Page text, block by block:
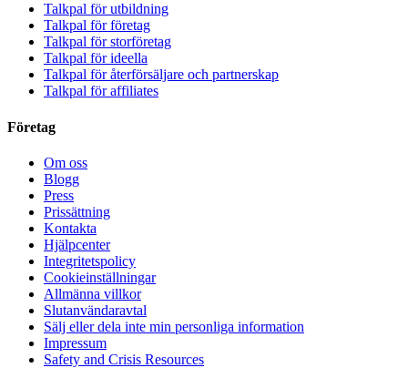
Talkpal för utbildning
Talkpal för företag
Talkpal för storföretag
Talkpal för ideella
Talkpal för återförsäljare och partnerskap
Talkpal för affiliates
Företag
Om oss
Blogg
Press
Prissättning
Kontakta
Hjälpcenter
Integritetspolicy
Cookieinställningar
Allmänna villkor
Slutanvändaravtal
Sälj eller dela inte min personliga information
Impressum
Safety and Crisis Resources